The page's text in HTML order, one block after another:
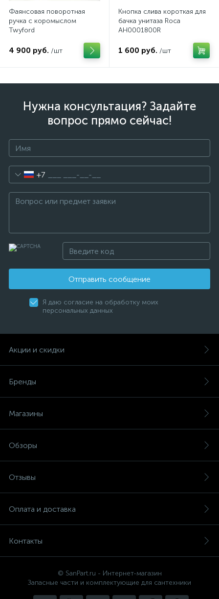
Фаянсовая поворотная
ручка с коромыслом
Twyford
4 900 руб. /шт
Кнопка слива короткая для
бачка унитаза Roca
AH0001800R
1 600 руб. /шт
Нужна консультация? Задайте
вопрос прямо сейчас!
+7
Отправить сообщение
Я даю согласие на обработку моих
персональных данных
Акции и скидки
Бренды
Магазины
Обзоры
Отзывы
Оплата и доставка
Контакты
© SanPart.ru - Интернет-магазин
Запасные части и комплектующие для сантехники